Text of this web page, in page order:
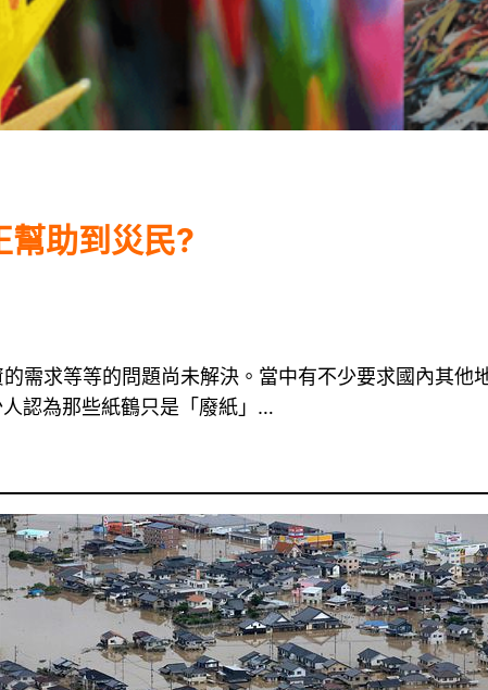
幫助到災民?
需求等等的問題尚未解決。當中有不少要求國內其他
認為那些紙鶴只是「廢紙」…